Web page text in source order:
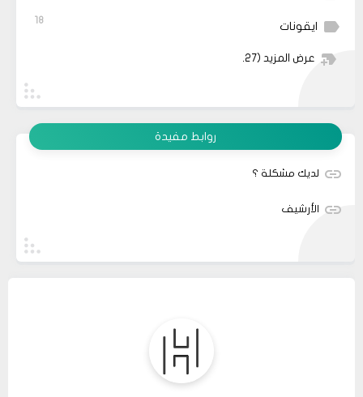
ايقونات 18
عرض المزيد (27)
روابط مفيدة
لديك مشكلة ؟
الأرشيف